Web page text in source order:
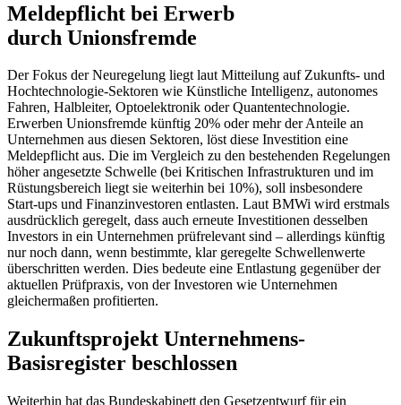
Meldepflicht bei Erwerb
durch Unionsfremde
Der Fokus der Neuregelung liegt laut Mitteilung auf Zukunfts- und
Hochtechnologie-Sektoren wie Künstliche Intelligenz, autonomes
Fahren, Halbleiter, Optoelektronik oder Quantentechnologie.
Erwerben Unionsfremde künftig 20% oder mehr der Anteile an
Unternehmen aus diesen Sektoren, löst diese Investition eine
Meldepflicht aus. Die im Vergleich zu den bestehenden Regelungen
höher angesetzte Schwelle (bei Kritischen Infrastrukturen und im
Rüstungsbereich liegt sie weiterhin bei 10%), soll insbesondere
Start-ups und Finanzinvestoren entlasten. Laut BMWi wird erstmals
ausdrücklich geregelt, dass auch erneute Investitionen desselben
Investors in ein Unternehmen prüfrelevant sind – allerdings künftig
nur noch dann, wenn bestimmte, klar geregelte Schwellenwerte
überschritten werden. Dies bedeute eine Entlastung gegenüber der
aktuellen Prüfpraxis, von der Investoren wie Unternehmen
gleichermaßen profitierten.
Zukunftsprojekt Unternehmens-
Basisregister beschlossen
Weiterhin hat das Bundeskabinett den Gesetzentwurf für ein